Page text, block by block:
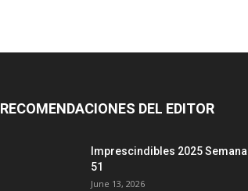
RECOMENDACIONES DEL EDITOR
Imprescindibles 2025 Semana
51
June 13, 2026